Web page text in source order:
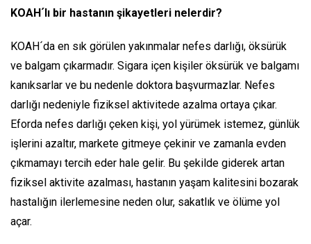
KOAH´lı bir hastanın şikayetleri nelerdir?
KOAH´da en sık görülen yakınmalar nefes darlığı, öksürük
ve balgam çıkarmadır. Sigara içen kişiler öksürük ve balgamı
kanıksarlar ve bu nedenle doktora başvurmazlar. Nefes
darlığı nedeniyle fiziksel aktivitede azalma ortaya çıkar.
Eforda nefes darlığı çeken kişi, yol yürümek istemez, günlük
işlerini azaltır, markete gitmeye çekinir ve zamanla evden
çıkmamayı tercih eder hale gelir. Bu şekilde giderek artan
fiziksel aktivite azalması, hastanın yaşam kalitesini bozarak
hastalığın ilerlemesine neden olur, sakatlık ve ölüme yol
açar.